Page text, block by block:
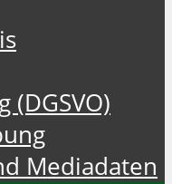
Mediadaten